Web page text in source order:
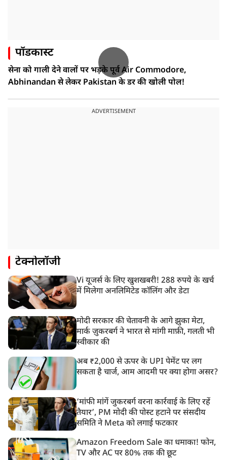
पॉडकास्ट
सेना को गाली देने वालों पर भड़के पूर्व Air Commodore,
Abhinandan से लेकर Pakistan के डर की खोली पोल!
ADVERTISEMENT
टेक्नोलॉजी
Vi यूजर्स के लिए खुशखबरी! 288 रुपये के खर्च
में मिलेगा अनलिमिटेड कॉलिंग और डेटा
मोदी सरकार की चेतावनी के आगे झुका मेटा,
मार्क ज़ुकरबर्ग ने भारत से मांगी माफ़ी, गलती भी
स्वीकार की
अब ₹2,000 से ऊपर के UPI पेमेंट पर लग
सकता है चार्ज, आम आदमी पर क्या होगा असर?
‘मांफी मांगें जुकरबर्ग वरना कार्रवाई के लिए रहें
तैयार’, PM मोदी की पोस्ट हटाने पर संसदीय
समिति ने Meta को लगाई फटकार
Amazon Freedom Sale का धमाका! फोन,
TV और AC पर 80% तक की छूट